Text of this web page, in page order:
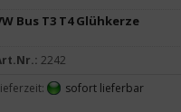
Bus T3 T4 Glühkerze
2242
sofort lieferbar